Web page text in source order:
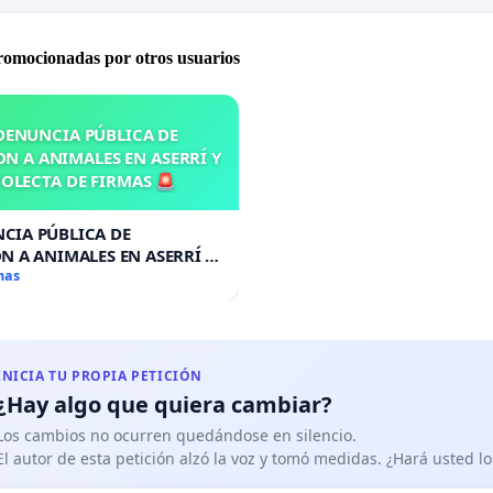
por otros usuarios
PÚBLICA DE
A ANIMALES EN ASERRÍ Y
DE FIRMAS 🚨
PÚBLICA DE
A ANIMALES EN ASERRÍ Y
DE FIRMAS 🚨
TU PROPIA PETICIÓN
algo que quiera cambiar?
cambios no ocurren quedándose en silencio.
autor de esta petición alzó la voz y tomó medidas. ¿Hará usted